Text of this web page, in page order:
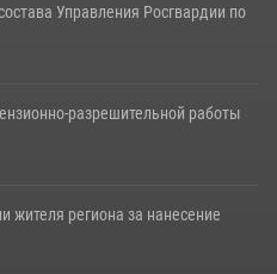
Управления Росгвардии по
разрешительной работы
жителя региона за нанесение